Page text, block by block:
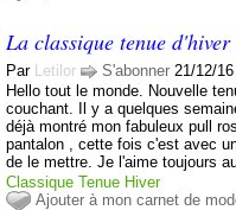
La classique tenue d'hiver
Par Letilor S'abonner 21/12/
Hello tout le monde. Nouvelle
couchant. Il y a quelques
déjà montré mon fabuleux pull
pantalon , cette fois c'est avec
de le mettre. Je l'aime toujours
Classique Tenue Hiver
Ajouter à mon carnet de